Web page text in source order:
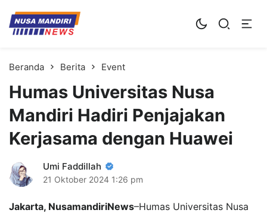
Kampus Digital Bisnis
Universitas Nusa Mandiri
Beranda Berita Event
Humas Universitas Nusa
Mandiri Hadiri Penjajakan
Kerjasama dengan Huawei
Umi Faddillah
21 Oktober 2024 1:26 pm
Jakarta, NusamandiriNews–Humas Universitas Nusa